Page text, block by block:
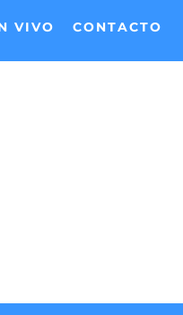
VIVO CONTACTO